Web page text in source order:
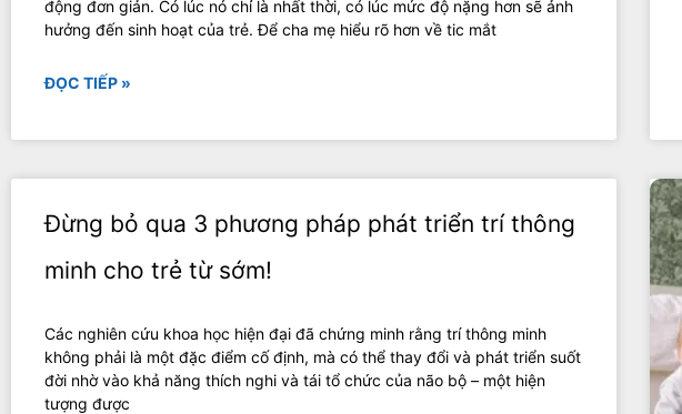
động đơn giản. Có lúc nó chỉ là nhất thời, có lúc mức độ nặng hơn sẽ ảnh
hưởng đến sinh hoạt của trẻ. Để cha mẹ hiểu rõ hơn về tic mắt
ĐỌC TIẾP »
Đừng bỏ qua 3 phương pháp phát triển trí thông
minh cho trẻ từ sớm!
Các nghiên cứu khoa học hiện đại đã chứng minh rằng trí thông minh
không phải là một đặc điểm cố định, mà có thể thay đổi và phát triển suốt
đời nhờ vào khả năng thích nghi và tái tổ chức của não bộ – một hiện
tượng được